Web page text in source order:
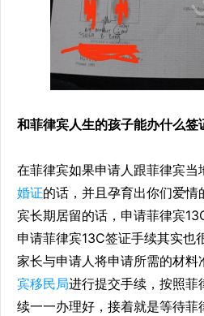
和菲律宾人生的孩子能办什么签
在菲律宾如果申请人跟菲律宾当
婚证的话，并且孕育出你们爱
宾长期居留的话，申请菲律宾
申请菲律宾13C签证手续其实也
家长与申请人将申请所需的材料
宾移民局进行提交手续，按照菲
续一一办理好，接着就是等待